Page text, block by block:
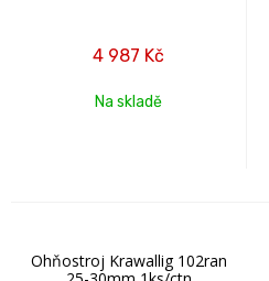
4 987 Kč
Na skladě
Ohňostroj Krawallig 102ran